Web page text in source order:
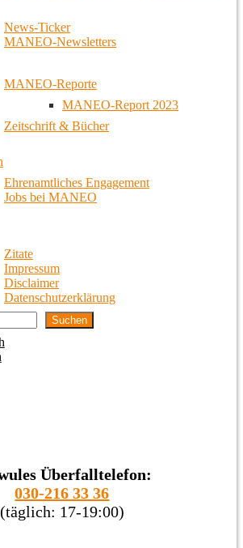
News-Ticker
MANEO-Newsletters
MANEO-Reporte
MANEO-Report 2023
Zeitschrift & Bücher
Ehrenamtliches Engagement
Jobs bei MANEO
Zitate
Impressum
Disclaimer
Datenschutzerklärung
Suchen
Überfalltelefon:
030-216 33 36
(täglich: 17-19:00)